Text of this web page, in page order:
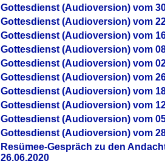
Gottesdienst (Audioversion) vom
Gottesdienst (Audioversion) vom
Gottesdienst (Audioversion) vom
Gottesdienst (Audioversion) vom
Gottesdienst (Audioversion) vom
Gottesdienst (Audioversion) vom
Gottesdienst (Audioversion) vom
Gottesdienst (Audioversion) vom
Gottesdienst (Audioversion) vom
Gottesdienst (Audioversion) vom
Re­sü­mee-Gespräch zu den
26.06.2020